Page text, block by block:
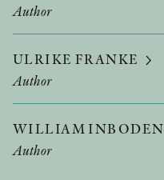
Author
ULRIKE FRANKE
Author
WILLIAM INBODEN
Author